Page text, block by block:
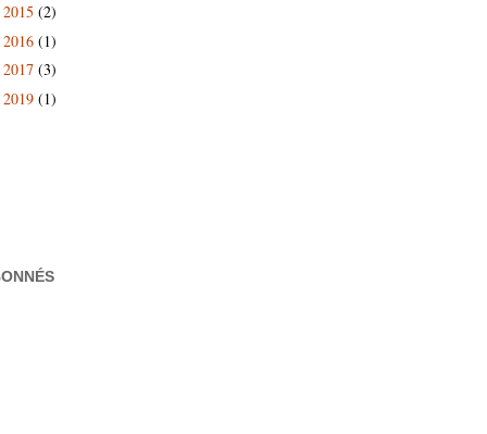
2015 (2)
2016 (1)
2017 (3)
2019 (1)